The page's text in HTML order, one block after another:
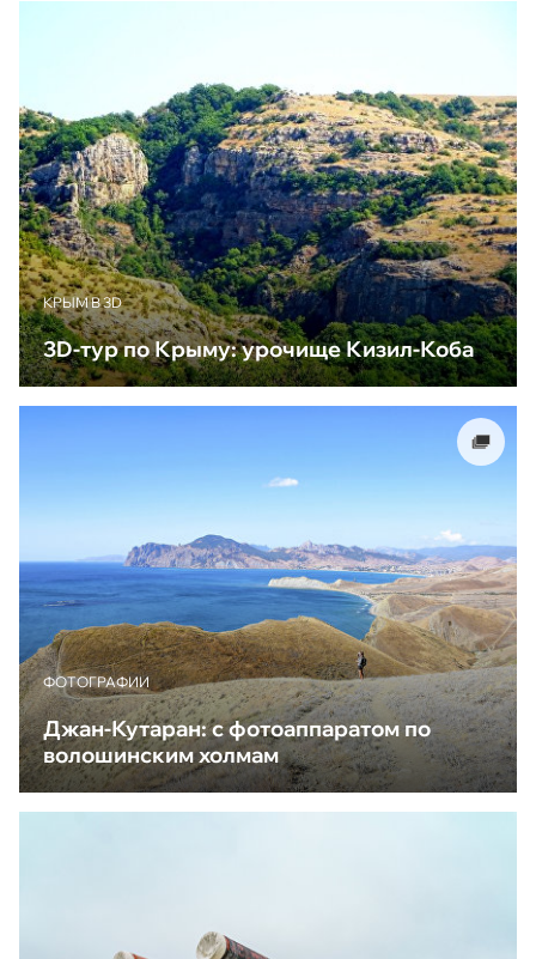
КРЫМ В 3D
3D-тур по Крыму: урочище Кизил-Коба
ФОТОГРАФИИ
Джан-Кутаран: с фотоаппаратом по
волошинским холмам